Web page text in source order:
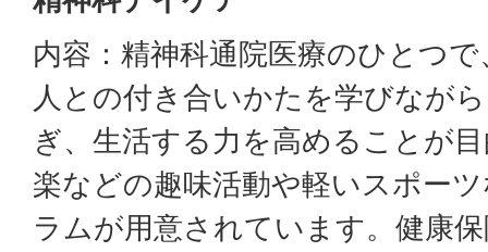
内容：精神科通院医療のひとつ
人との付き合いかたを学びなが
ぎ、生活する力を高めることが
楽などの趣味活動や軽いスポー
ラムが用意されています。健康